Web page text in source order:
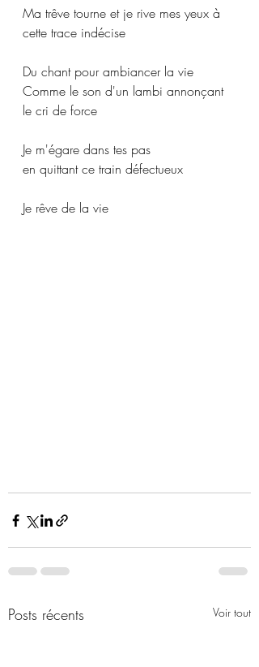
Ma trêve tourne et je rive mes yeux à
cette trace indécise
Du chant pour ambiancer la vie
Comme le son d'un lambi annonçant
le cri de force
Je m'égare dans tes pas
en quittant ce train défectueux
Je rêve de la vie
Posts récents Voir tout